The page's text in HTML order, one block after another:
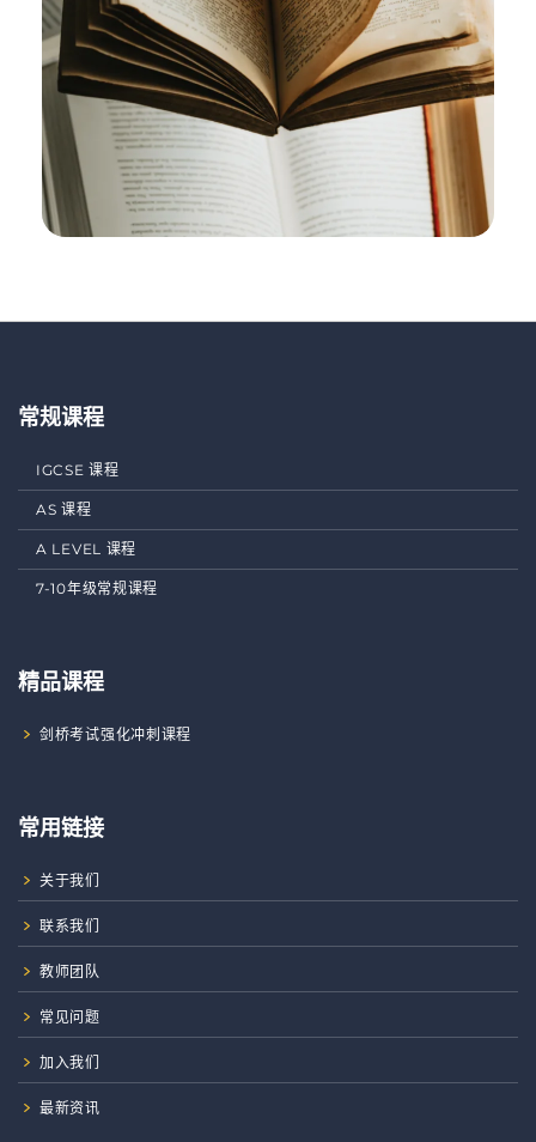
常规课程
IGCSE 课程
AS 课程
A LEVEL 课程
7-10年级常规课程
精品课程
剑桥考试强化冲刺课程
常用链接
关于我们
联系我们
教师团队
常见问题
加入我们
最新资讯